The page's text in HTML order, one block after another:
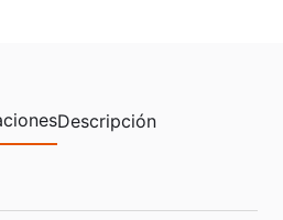
Descripción